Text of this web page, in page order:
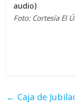
audio)
Foto: Cortesía El
← Caja de